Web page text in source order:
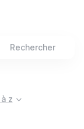
20
une
une
Rechercher
z